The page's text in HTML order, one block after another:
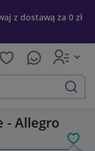
z dostawą za 0 zł
szukaj
- Allegro